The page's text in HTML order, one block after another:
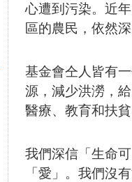
心遭到污染。近
區的農民，依然
基金會仝人皆有
源，減少洪澇，
醫療、教育和扶
我們深信「生命
「愛」。我們沒